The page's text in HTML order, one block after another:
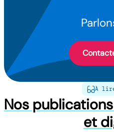
À
Nos
et